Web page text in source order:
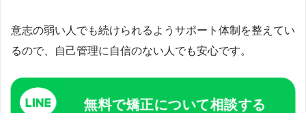
意志の弱い人でも続けられるようサポート体制を整えてい
るので、自己管理に自信のない人でも安心です。
無料で矯正について相談する